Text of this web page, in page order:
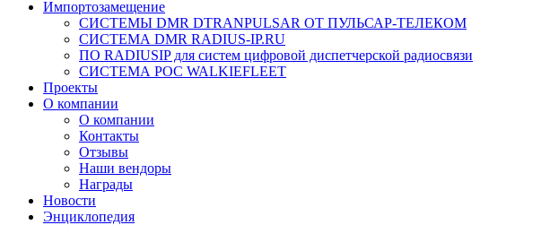
Импортозамещение
СИСТЕМЫ DMR DTRANPULSAR ОТ ПУЛЬСАР-ТЕЛЕКОМ
СИСТЕМА DMR RADIUS-IP.RU
ПО RADIUSIP для систем цифровой диспетчерской радиосвязи
CИСТЕМА POC WALKIEFLEET
Проекты
О компании
О компании
Контакты
Отзывы
Наши вендоры
Награды
Новости
Энциклопедия